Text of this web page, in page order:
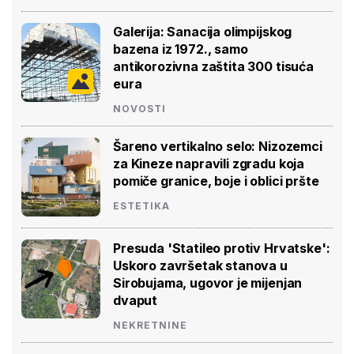
Galerija: Sanacija olimpijskog
bazena iz 1972., samo
antikorozivna zaštita 300 tisuća
eura
NOVOSTI
Šareno vertikalno selo: Nizozemci
za Kineze napravili zgradu koja
pomiče granice, boje i oblici pršte
ESTETIKA
Presuda 'Statileo protiv Hrvatske':
Uskoro završetak stanova u
Sirobujama, ugovor je mijenjan
dvaput
NEKRETNINE